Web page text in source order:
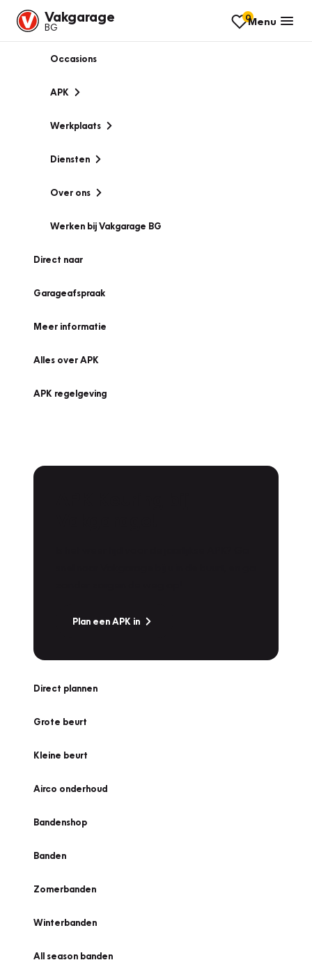
Vakgarage
BG
0Menu
Occasions
APK
Werkplaats
Diensten
Over ons
Werken bij Vakgarage BG
Direct naar
Garageafspraak
Meer informatie
Alles over APK
APK regelgeving
Plan een APK in
Direct plannen
Grote beurt
Kleine beurt
Airco onderhoud
Bandenshop
Banden
Zomerbanden
Winterbanden
All season banden